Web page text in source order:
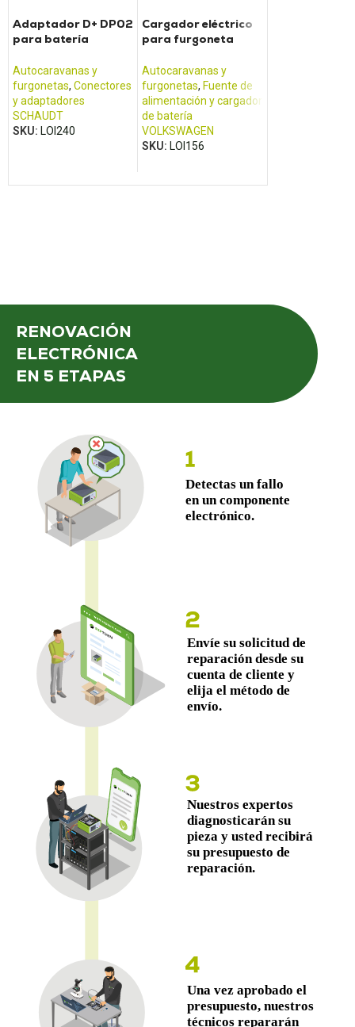
Adaptador D+ DP02
para batería
Autocaravanas y
furgonetas, Conectores
y adaptadores
SCHAUDT
SKU: LOI240
Cargador eléctrico
para furgoneta
Autocaravanas y
furgonetas, Fuente de
alimentación y cargador
de batería
VOLKSWAGEN
SKU: LOI156
RENOVACIÓN
ELECTRÓNICA
EN 5 ETAPAS